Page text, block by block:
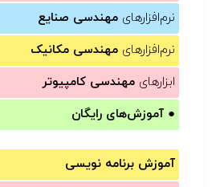
نرم‌افزارهای مهندسی صنایع
نرم‌افزارهای مهندسی مکانیک
ابزارهای مهندسی کامپیوتر
● آموزش‌های رایگان
آموزش برنامه نویسی